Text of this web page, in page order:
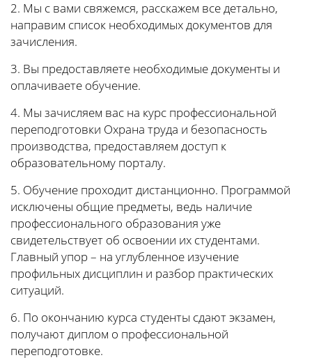
2. Мы с вами свяжемся, расскажем все детально,
направим список необходимых документов для
зачисления.
3. Вы предоставляете необходимые документы и
оплачиваете обучение.
4. Мы зачисляем вас на курс профессиональной
переподготовки Охрана труда и безопасность
производства, предоставляем доступ к
образовательному порталу.
5. Обучение проходит дистанционно. Программой
исключены общие предметы, ведь наличие
профессионального образования уже
свидетельствует об освоении их студентами.
Главный упор – на углубленное изучение
профильных дисциплин и разбор практических
ситуаций.
6. По окончанию курса студенты сдают экзамен,
получают диплом о профессиональной
переподготовке.